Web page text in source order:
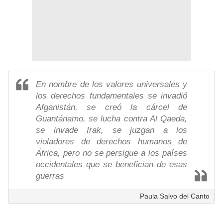
En nombre de los valores universales y
los derechos fundamentales se invadió
Afganistán, se creó la cárcel de
Guantánamo, se lucha contra Al Qaeda,
se invade Irak, se juzgan a los
violadores de derechos humanos de
África, pero no se persigue a los países
occidentales que se benefician de esas
guerras
Paula Salvo del Canto